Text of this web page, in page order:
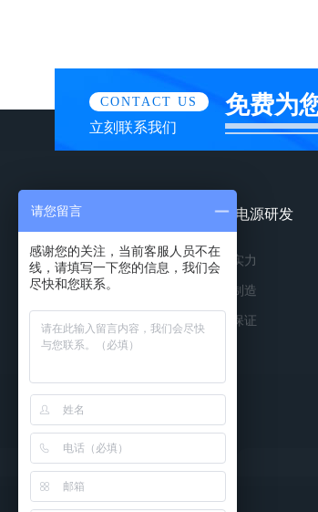
CONTACT US
立刻联系我们
免费为
镀膜电源产品
按种类
按功率
按应用
镀膜电源研发
研发实力
精工制造
品质保证
请您留言
感谢您的关注，当前客服人员不在
线，请填写一下您的信息，我们会
尽快和您联系。